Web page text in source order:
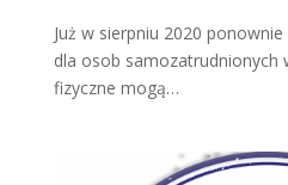
Już w sierpniu 2020
dla osob samozatrudnionych
fizyczne mogą…